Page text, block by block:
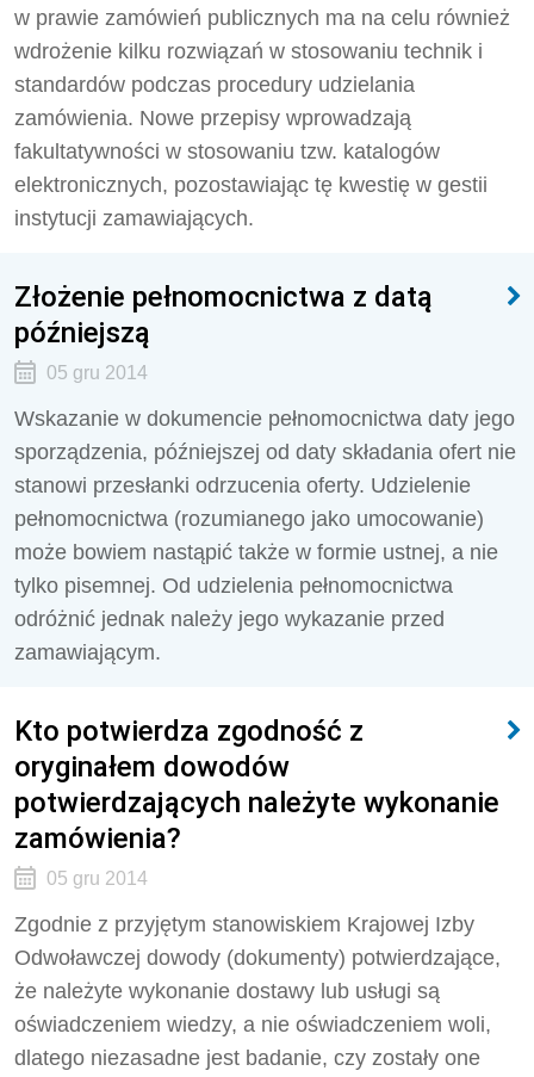
w prawie zamówień publicznych ma na celu również
wdrożenie kilku rozwiązań w stosowaniu technik i
standardów podczas procedury udzielania
zamówienia. Nowe przepisy wprowadzają
fakultatywności w stosowaniu tzw. katalogów
elektronicznych, pozostawiając tę kwestię w gestii
instytucji zamawiających.
Złożenie pełnomocnictwa z datą
późniejszą
05 gru 2014
Wskazanie w dokumencie pełnomocnictwa daty jego
sporządzenia, późniejszej od daty składania ofert nie
stanowi przesłanki odrzucenia oferty. Udzielenie
pełnomocnictwa (rozumianego jako umocowanie)
może bowiem nastąpić także w formie ustnej, a nie
tylko pisemnej. Od udzielenia pełnomocnictwa
odróżnić jednak należy jego wykazanie przed
zamawiającym.
Kto potwierdza zgodność z
oryginałem dowodów
potwierdzających należyte wykonanie
zamówienia?
05 gru 2014
Zgodnie z przyjętym stanowiskiem Krajowej Izby
Odwoławczej dowody (dokumenty) potwierdzające,
że należyte wykonanie dostawy lub usługi są
oświadczeniem wiedzy, a nie oświadczeniem woli,
dlatego niezasadne jest badanie, czy zostały one